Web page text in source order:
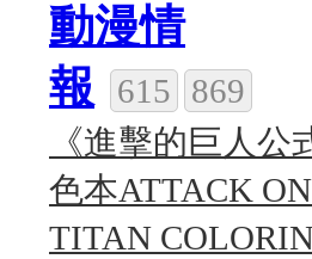
動漫情
報
615 869
《進擊的巨人公
色本ATTACK ON
TITAN